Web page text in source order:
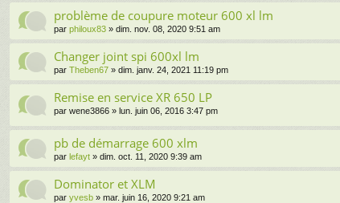
problème de coupure moteur 600 xl lm
par philoux83 » dim. nov. 08, 2020 9:51 am
Changer joint spi 600xl lm
par Theben67 » dim. janv. 24, 2021 11:19 pm
Remise en service XR 650 LP
par wene3866 » lun. juin 06, 2016 3:47 pm
pb de démarrage 600 xlm
par lefayt » dim. oct. 11, 2020 9:39 am
Dominator et XLM
par yvesb » mar. juin 16, 2020 9:21 am